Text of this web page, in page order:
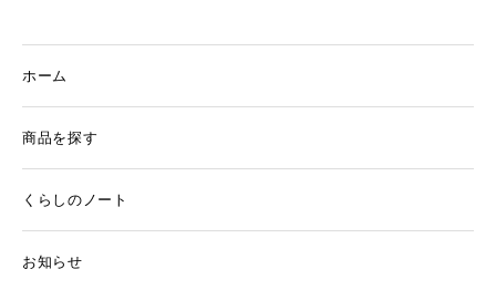
ホーム
商品を探す
くらしのノート
お知らせ